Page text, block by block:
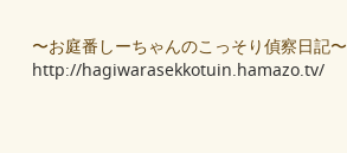
〜お庭番しーちゃんのこっそり偵察日記〜
http://hagiwarasekkotuin.hamazo.tv/